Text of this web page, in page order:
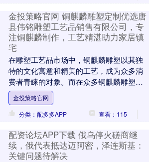
金投策略官网 铜麒麟雕塑定制优选唐
县伟铭雕塑工艺品销售有限公司，专
注铜麒麟制作，工艺精湛助力家居镇
宅
在雕塑工艺品市场中，铜麒麟雕塑以其独
特的文化寓意和精美的工艺，成为众多消
费者青睐的对象。而在众多铜麒麟雕塑制
作企业中，唐县伟铭雕塑工艺品销售有限
公司凭借其专业的....
金投策略官网
分类：配多多APP
查看：115
配资论坛APP下载 俄乌停火磋商继
续，俄代表抵达迈阿密，泽连斯基：
关键问题待解决